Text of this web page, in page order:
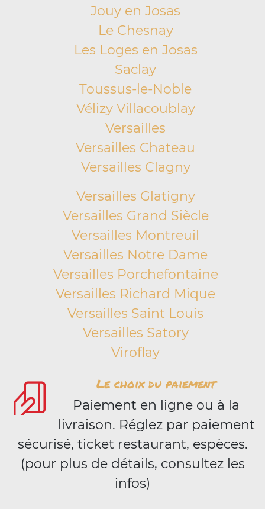
Jouy en Josas
Le Chesnay
Les Loges en Josas
Saclay
Toussus-le-Noble
Vélizy Villacoublay
Versailles
Versailles Chateau
Versailles Clagny
Versailles Glatigny
Versailles Grand Siècle
Versailles Montreuil
Versailles Notre Dame
Versailles Porchefontaine
Versailles Richard Mique
Versailles Saint Louis
Versailles Satory
Viroflay
Le choix du paiement
Paiement en ligne ou à la
livraison. Réglez par paiement
sécurisé, ticket restaurant, espèces.
(pour plus de détails, consultez les
infos)